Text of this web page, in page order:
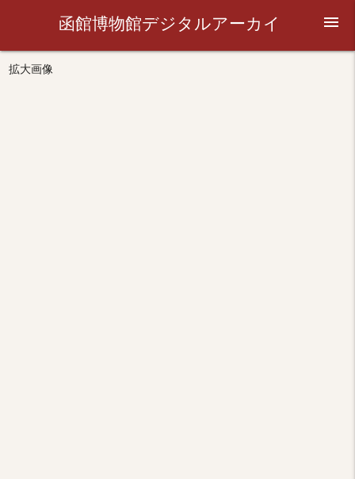
函館博物館デジタルアーカイ
menu
拡大画像